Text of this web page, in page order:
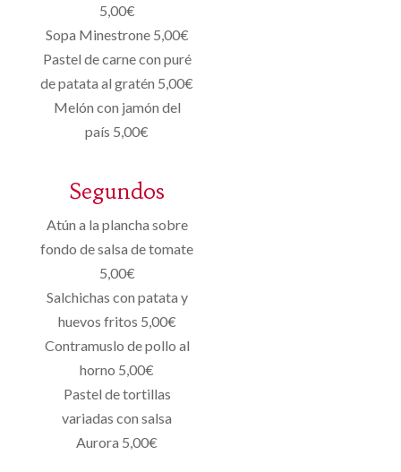
5,00€
Sopa Minestrone 5,00€
Pastel de carne con puré
de patata al gratén 5,00€
Melón con jamón del
país 5,00€
Segundos
Atún a la plancha sobre
fondo de salsa de tomate
5,00€
Salchichas con patata y
huevos fritos 5,00€
Contramuslo de pollo al
horno 5,00€
Pastel de tortillas
variadas con salsa
Aurora 5,00€